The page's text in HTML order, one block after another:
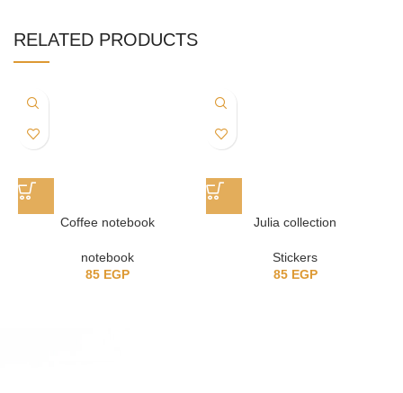
RELATED PRODUCTS
Coffee notebook
notebook
85 EGP
Julia collection
Stickers
85 EGP